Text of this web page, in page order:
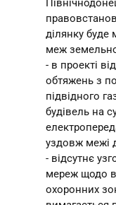
ділянку
меж
- в проекті
обтяжень з
підвідного
будівель на
уздовж межі
- відсутнє
мереж щодо
охоронних